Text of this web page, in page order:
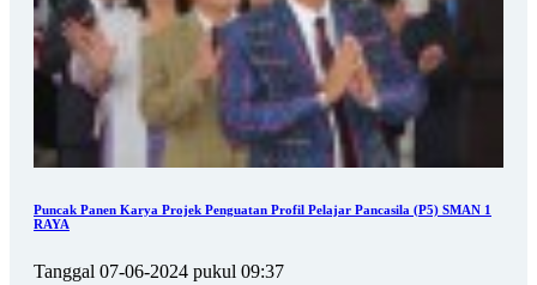
Puncak Panen Karya Projek Penguatan Profil Pelajar Pancasila (P5) SMAN 1
RAYA
Tanggal 07-06-2024 pukul 09:37